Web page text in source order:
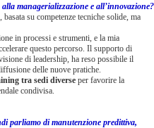
managerializzazione e all’innovazione?
, basata su competenze tecniche solide, ma
in processi e strumenti, e la mia
questo percorso. Il supporto di
visione di leadership, ha reso possibile il
delle nuove pratiche.
tra sedi diverse per favorire la
condivisa.
parliamo di manutenzione predittiva,